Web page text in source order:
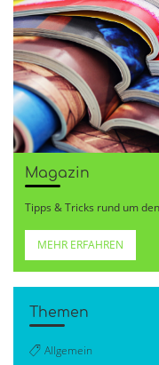
Magazin
Tipps & Tricks rund um
MEHR ERFAHREN
Themen
Allgemein